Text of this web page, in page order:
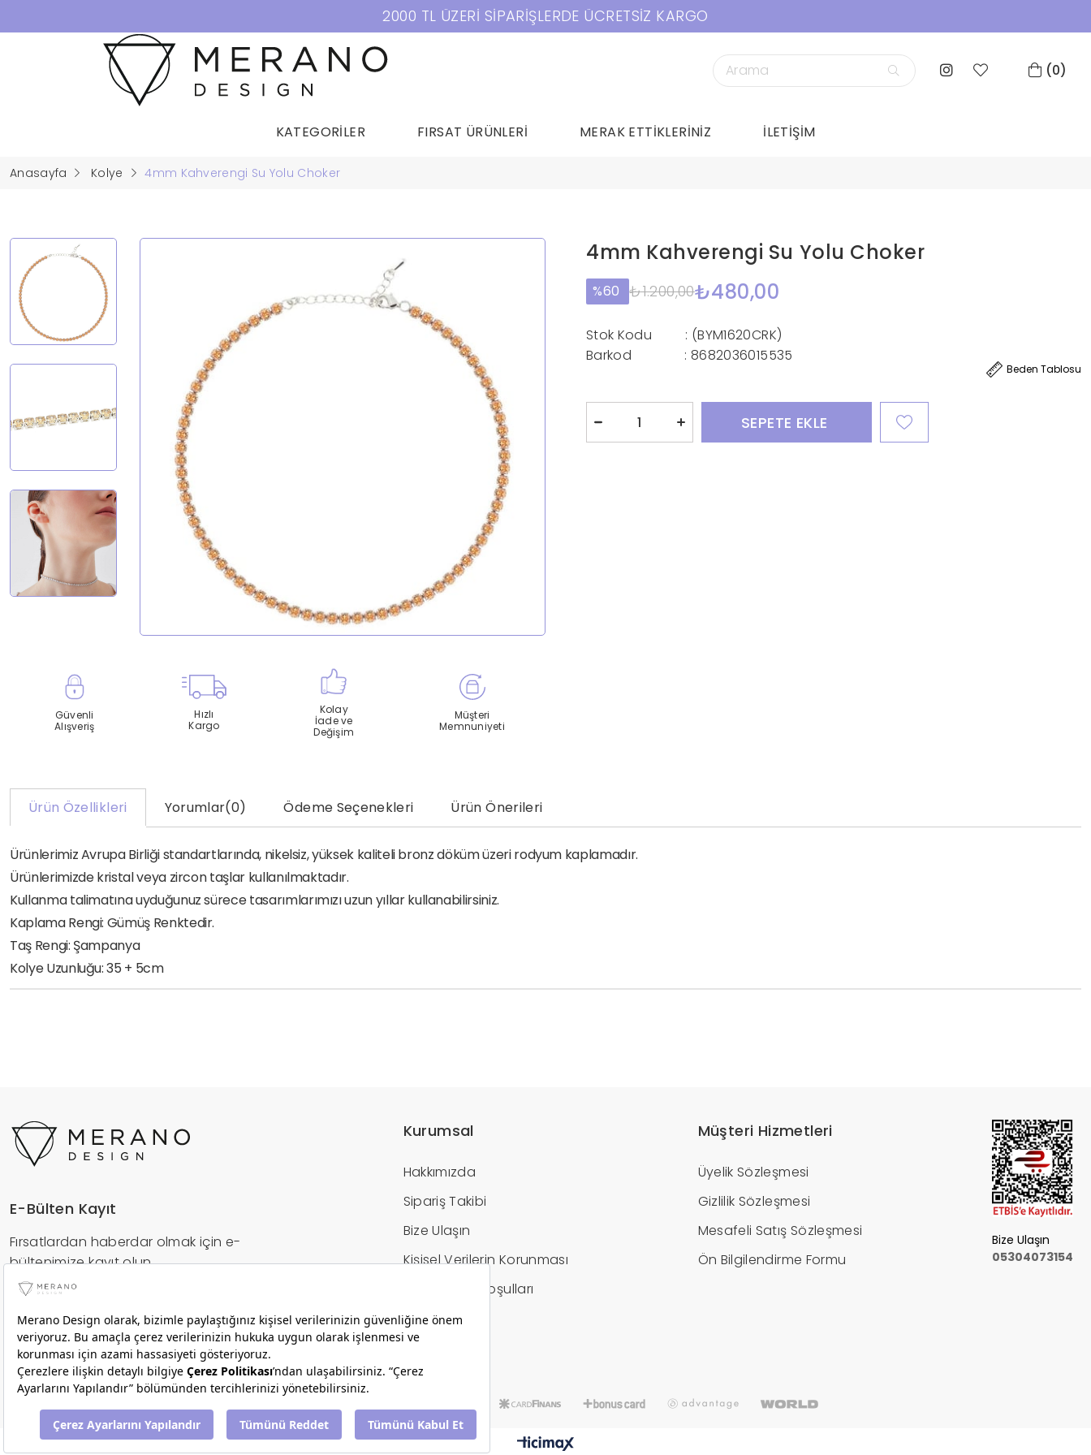
2000 TL ÜZERİ SİPARİŞLERDE ÜCRETSİZ KARGO
0
KATEGORİLER FIRSAT ÜRÜNLERİ MERAK ETTİKLERİNİZ İLETİŞİM
Anasayfa Kolye 4mm Kahverengi Su Yolu Choker
Güvenli
Alışveriş
Hızlı
Kargo
Kolay
İade ve
Değişim
Müşteri
Memnuniyeti
4mm Kahverengi Su Yolu Choker
60 ₺1.200,00₺480,00
Beden Tablosu
Stok Kodu
(BYM1620CRK)
Barkod
: 8682036015535
Ürün Özellikleri Yorumlar(0) Ödeme Seçenekleri Ürün Önerileri
Ürünlerimiz Avrupa Birliği standartlarında, nikelsiz, yüksek kaliteli bronz döküm üzeri rodyum kaplamadır.
Ürünlerimizde kristal veya zircon taşlar kullanılmaktadır.
Kullanma talimatına uyduğunuz sürece tasarımlarımızı uzun yıllar kullanabilirsiniz.
Kaplama Rengi: Gümüş Renktedir.
Taş Rengi: Şampanya
Kolye Uzunluğu: 35 + 5cm
E-Bülten Kayıt
Fırsatlardan haberdar olmak için e-
bültenimize kayıt olun.
Kurumsal
Hakkımızda
Sipariş Takibi
Bize Ulaşın
Kişisel Verilerin Korunması
İptal / İade Koşulları
Hesap Bilgileri
Müşteri Hizmetleri
Üyelik Sözleşmesi
Gizlilik Sözleşmesi
Mesafeli Satış Sözleşmesi
Ön Bilgilendirme Formu
Bize Ulaşın
05304073154